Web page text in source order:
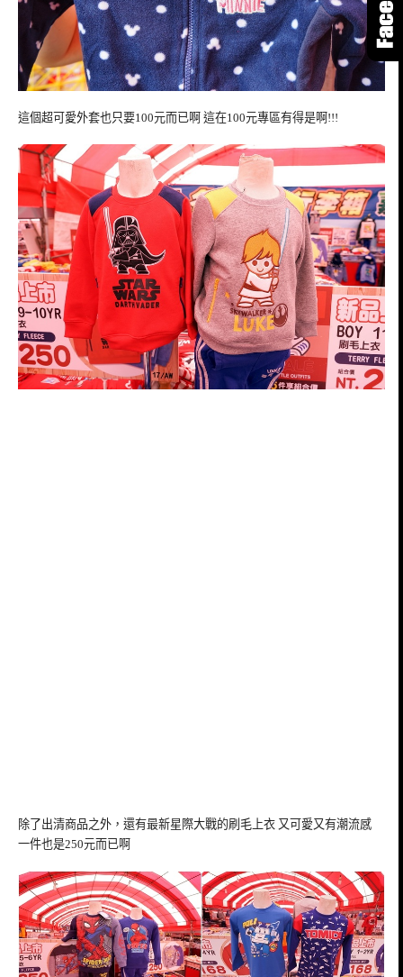
這個超可愛外套也只要100元而已啊 這在100元專區有得是啊!!!
除了出清商品之外，還有最新星際大戰的刷毛上衣 又可愛又有潮流感
一件也是250元而已啊